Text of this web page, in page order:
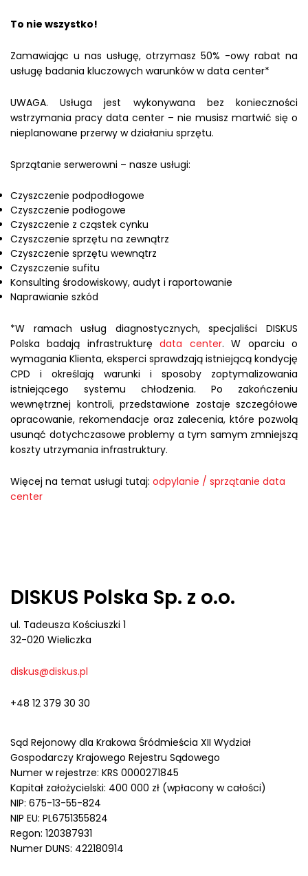
To nie wszystko!
Zamawiając u nas usługę, otrzymasz 50% -owy rabat na
usługę badania kluczowych warunków w data center*
UWAGA. Usługa jest wykonywana bez konieczności
wstrzymania pracy data center – nie musisz martwić się o
nieplanowane przerwy w działaniu sprzętu.
Sprzątanie serwerowni – nasze usługi:
Czyszczenie podpodłogowe
Czyszczenie podłogowe
Czyszczenie z cząstek cynku
Czyszczenie sprzętu na zewnątrz
Czyszczenie sprzętu wewnątrz
Czyszczenie sufitu
Konsulting środowiskowy, audyt i raportowanie
Naprawianie szkód
*W ramach usług diagnostycznych, specjaliści DISKUS
Polska badają infrastrukturędata center. W oparciu o
wymagania Klienta, eksperci sprawdzają istniejącą kondycję
CPD i określają warunki i sposoby zoptymalizowania
istniejącego systemu chłodzenia. Po zakończeniu
wewnętrznej kontroli, przedstawione zostaje szczegółowe
opracowanie, rekomendacje oraz zalecenia, które pozwolą
usunąć dotychczasowe problemy a tym samym zmniejszą
koszty utrzymania infrastruktury.
Więcej na temat usługi tutaj: odpylanie / sprzątanie data
center
DISKUS Polska Sp. z o.o.
ul. Tadeusza Kościuszki 1
32-020 Wieliczka
diskus@diskus.pl
+48 12 379 30 30
Sąd Rejonowy dla Krakowa Śródmieścia XII Wydział
Gospodarczy Krajowego Rejestru Sądowego
Numer w rejestrze: KRS 0000271845
Kapitał założycielski: 400 000 zł (wpłacony w całości)
NIP: 675-13-55-824
NIP EU: PL6751355824
Regon: 120387931
Numer DUNS: 422180914